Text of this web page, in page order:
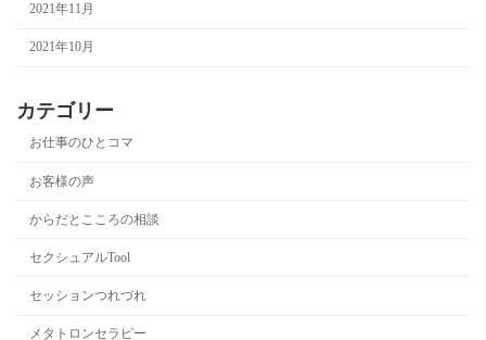
2021年11月
2021年10月
カテゴリー
お仕事のひとコマ
お客様の声
からだとこころの相談
セクシュアルTool
セッションつれづれ
メタトロンセラピー